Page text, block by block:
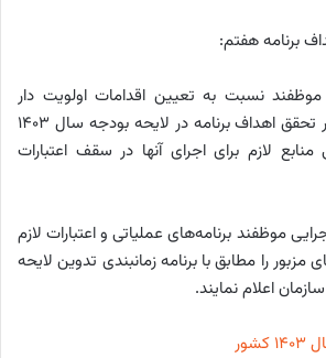
نسبت به تعیین اقدامات اولویت دار
دستگاه متبوع به منظور تحقق اهداف برنامه در لایحه بودجه سال ۱۴۰۳
لازم برای اجرای آنها در سقف اعتبارات
موظفند برنامه‌های عملیاتی و اعتبارات لازم
مزبور را مطابق با برنامه زمانبندی تدوین لایحه
اعلام نمایند.